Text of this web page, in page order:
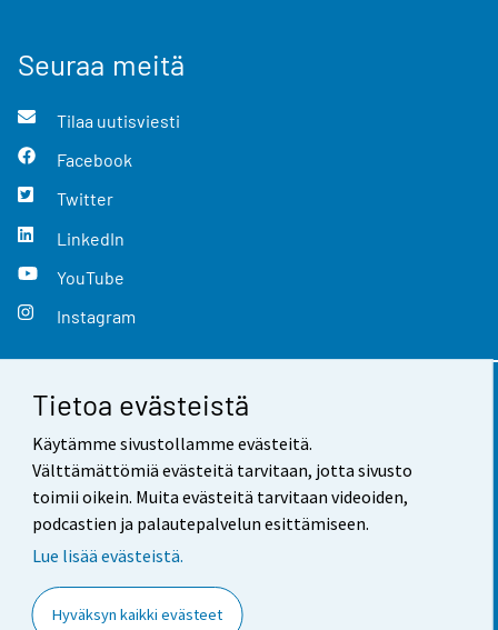
Tietoa evästeistä
Käytämme sivustollamme evästeitä.
Välttämättömiä evästeitä tarvitaan, jotta sivusto
toimii oikein. Muita evästeitä tarvitaan videoiden,
podcastien ja palautepalvelun esittämiseen.
Lue lisää evästeistä.
Hyväksyn kaikki evästeet
Seuraa meitä
Tilaa uutisviesti
Facebook
Twitter
LinkedIn
YouTube
Instagram
Yhteystiedot
Palaute
Käyttöehdot
Saavutettavuus